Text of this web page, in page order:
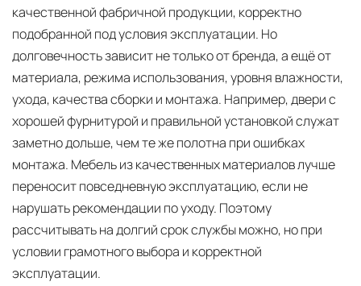
качественной фабричной продукции, корректно
подобранной под условия эксплуатации. Но
долговечность зависит не только от бренда, а ещё от
материала, режима использования, уровня влажности,
ухода, качества сборки и монтажа. Например, двери с
хорошей фурнитурой и правильной установкой служат
заметно дольше, чем те же полотна при ошибках
монтажа. Мебель из качественных материалов лучше
переносит повседневную эксплуатацию, если не
нарушать рекомендации по уходу. Поэтому
рассчитывать на долгий срок службы можно, но при
условии грамотного выбора и корректной
эксплуатации.